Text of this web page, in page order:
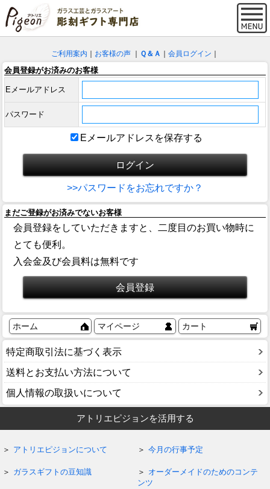
ご利用案内 お客様の声 Ｑ＆Ａ 会員ログイン
会員登録がお済みのお客様
Eメールアドレス
パスワード
Eメールアドレスを保存する
>>パスワードをお忘れですか？
まだご登録がお済みでないお客様
会員登録をしていただきますと、二度目のお買い物時に
とても便利。
入会金及び会員料は無料です
ホーム マイページ カート
特定商取引法に基づく表示
送料とお支払い方法について
個人情報の取扱いについて
アトリエピジョンを活用する
アトリエピジョンについて 今月の行事予定
ガラスギフトの豆知識
オーダーメイドのためのコンテ
ンツ